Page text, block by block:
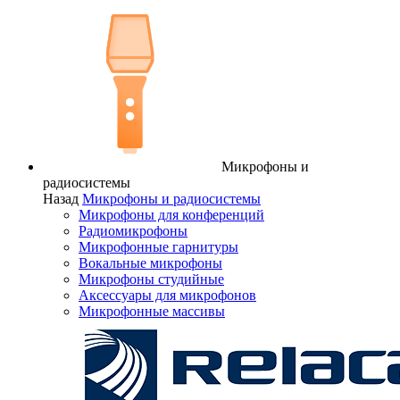
Микрофоны и
радиосистемы
Назад Микрофоны и радиосистемы
Микрофоны для конференций
Радиомикрофоны
Микрофонные гарнитуры
Вокальные микрофоны
Микрофоны студийные
Аксессуары для микрофонов
Микрофонные массивы